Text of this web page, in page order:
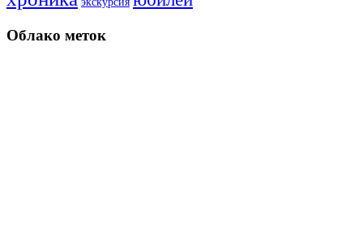
Облако меток